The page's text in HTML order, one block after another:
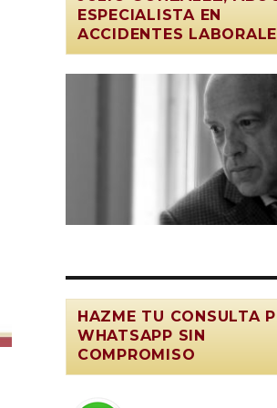
ESPECIALISTA EN
ACCIDENTES
HAZME TU CONSULTA
WHATSAPP SIN
COMPROMISO